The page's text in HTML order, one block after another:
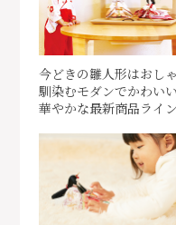
今どきの雛人形はおし
馴染むモダンでかわい
華やかな最新商品ライ